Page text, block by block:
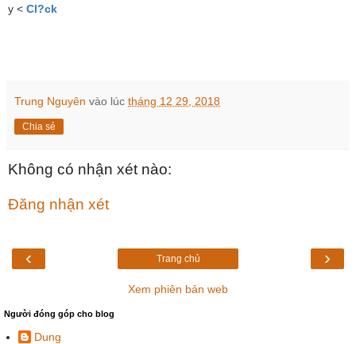
y < Cl?ck
Trung Nguyên vào lúc tháng 12 29, 2018
Chia sẻ
Không có nhận xét nào:
Đăng nhận xét
‹ ›
Trang chủ
Xem phiên bản web
Người đóng góp cho blog
Dung